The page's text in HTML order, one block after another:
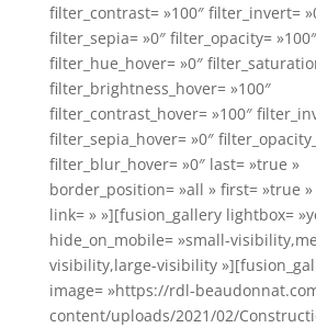
filter_contrast= »100″ filter_invert=
filter_sepia= »0″ filter_opacity=
filter_hue_hover= »0″
filter_brightness_hover= »100″
filter_contrast_hover= »100″
filter_sepia_hover= »0″
filter_blur_hover= »0″ last= »true »
border_position= »all » first= »true
link= » »][fusion_gallery lightbox=
hide_on_mobile= »small-
visibility,large-visibility
image= »https://rdl-
content/uploads/2021/02/